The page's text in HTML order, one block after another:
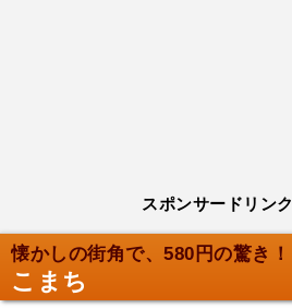
スポンサードリンク
懐かしの街角で、580円の驚き！
こまち